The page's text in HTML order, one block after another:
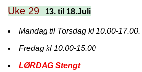
Uke 29 13. til 18.Juli
Mandag til Torsdag kl 10.00-17.00.
Fredag kl 10.00-15.00
LØRDAG Stengt